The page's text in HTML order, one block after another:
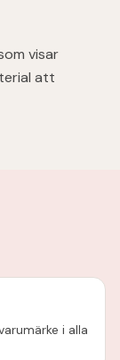
visar
att
i alla